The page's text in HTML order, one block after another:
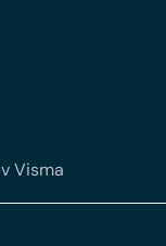
Visma